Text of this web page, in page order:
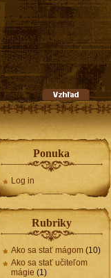
Ponuka
Log in
Rubriky
Ako sa stať mágom (10)
Ako sa stať učiteľom
mágie (1)